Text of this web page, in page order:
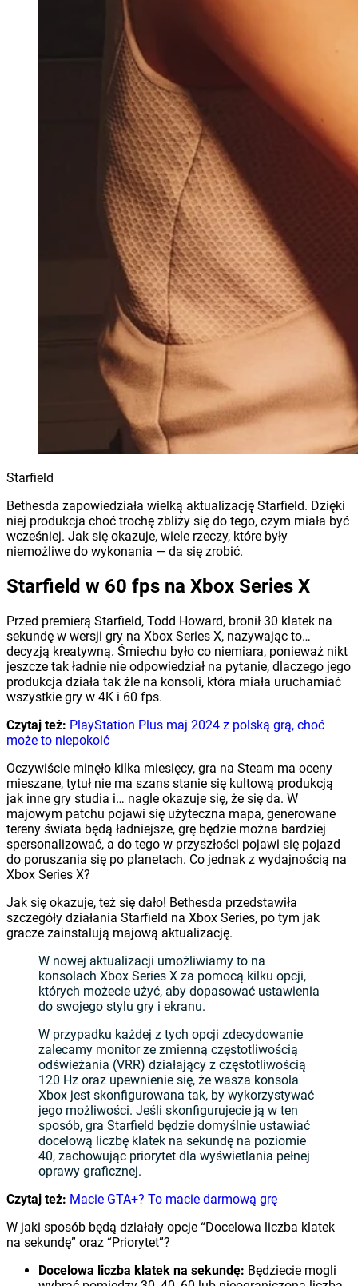
Starfield
Bethesda zapowiedziała wielką aktualizację Starfield. Dzięki
niej produkcja choć trochę zbliży się do tego, czym miała być
wcześniej. Jak się okazuje, wiele rzeczy, które były
niemożliwe do wykonania — da się zrobić.
Starfield w 60 fps na Xbox Series X
Przed premierą Starfield, Todd Howard, bronił 30 klatek na
sekundę w wersji gry na Xbox Series X, nazywając to…
decyzją kreatywną. Śmiechu było co niemiara, ponieważ nikt
jeszcze tak ładnie nie odpowiedział na pytanie, dlaczego jego
produkcja działa tak źle na konsoli, która miała uruchamiać
wszystkie gry w 4K i 60 fps.
Czytaj też: PlayStation Plus maj 2024 z polską grą, choć
może to niepokoić
Oczywiście minęło kilka miesięcy, gra na Steam ma oceny
mieszane, tytuł nie ma szans stanie się kultową produkcją
jak inne gry studia i… nagle okazuje się, że się da. W
majowym patchu pojawi się użyteczna mapa, generowane
tereny świata będą ładniejsze, grę będzie można bardziej
spersonalizować, a do tego w przyszłości pojawi się pojazd
do poruszania się po planetach. Co jednak z wydajnością na
Xbox Series X?
Jak się okazuje, też się dało! Bethesda przedstawiła
szczegóły działania Starfield na Xbox Series, po tym jak
gracze zainstalują majową aktualizację.
W nowej aktualizacji umożliwiamy to na
konsolach Xbox Series X za pomocą kilku opcji,
których możecie użyć, aby dopasować ustawienia
do swojego stylu gry i ekranu.
W przypadku każdej z tych opcji zdecydowanie
zalecamy monitor ze zmienną częstotliwością
odświeżania (VRR) działający z częstotliwością
120 Hz oraz upewnienie się, że wasza konsola
Xbox jest skonfigurowana tak, by wykorzystywać
jego możliwości. Jeśli skonfigurujecie ją w ten
sposób, gra Starfield będzie domyślnie ustawiać
docelową liczbę klatek na sekundę na poziomie
40, zachowując priorytet dla wyświetlania pełnej
oprawy graficznej.
Czytaj też: Macie GTA+? To macie darmową grę
W jaki sposób będą działały opcje “Docelowa liczba klatek
na sekundę” oraz “Priorytet”?
Docelowa liczba klatek na sekundę: Będziecie mogli